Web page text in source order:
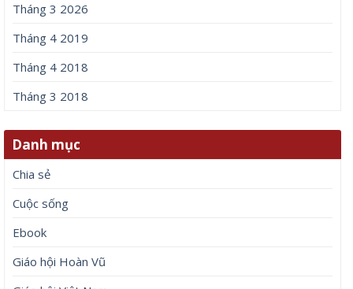
Tháng 3 2026
Tháng 4 2019
Tháng 4 2018
Tháng 3 2018
Danh mục
Chia sẻ
Cuộc sống
Ebook
Giáo hội Hoàn Vũ